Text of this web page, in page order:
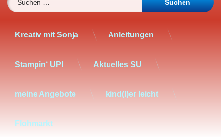
Kreativ mit Sonja Anleitungen
Stampin‘ UP! Aktuelles SU
meine Angebote kind(l)er leicht
Flohmarkt